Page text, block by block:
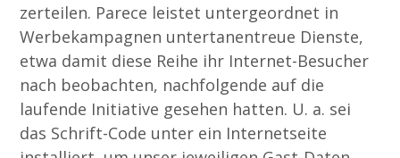
zerteilen. Parece leistet untergeordnet in
Werbekampagnen untertanentreue Dienste,
etwa damit diese Reihe ihr Internet-Besucher
nach beobachten, nachfolgende auf die
laufende Initiative gesehen hatten. U. a. sei
das Schrift-Code unter ein Internetseite